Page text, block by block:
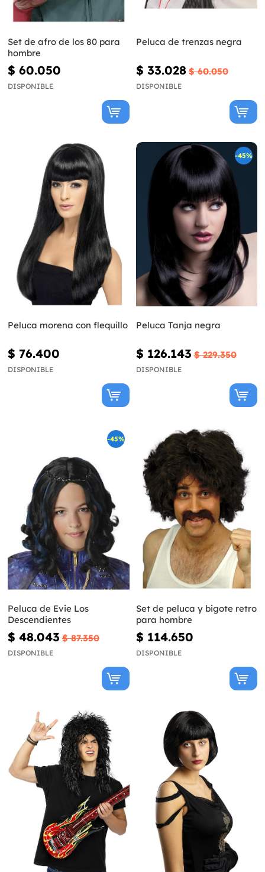
Set de afro de los 80 para
hombre
$ 60.050
DISPONIBLE
Peluca de trenzas negra
$ 33.028 $ 60.050
DISPONIBLE
Peluca morena con flequillo
$ 76.400
DISPONIBLE
-45%
Peluca Tanja negra
$ 126.143 $ 229.350
DISPONIBLE
-45%
Peluca de Evie Los
Descendientes
$ 48.043 $ 87.350
DISPONIBLE
Set de peluca y bigote retro
para hombre
$ 114.650
DISPONIBLE